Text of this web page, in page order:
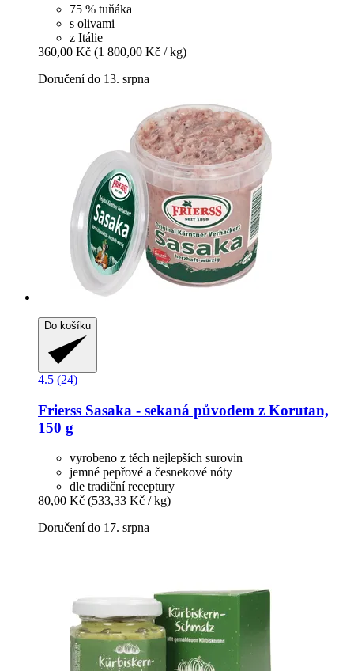
75 % tuňáka
s olivami
z Itálie
360,00 Kč (1 800,00 Kč / kg)
Doručení do 13. srpna
Do košíku
4.5 (24)
Frierss Sasaka -​ sekaná původem z Korutan,
150 g
vyrobeno z těch nejlepších surovin
jemné pepřové a česnekové nóty
dle tradiční receptury
80,00 Kč (533,33 Kč / kg)
Doručení do 17. srpna